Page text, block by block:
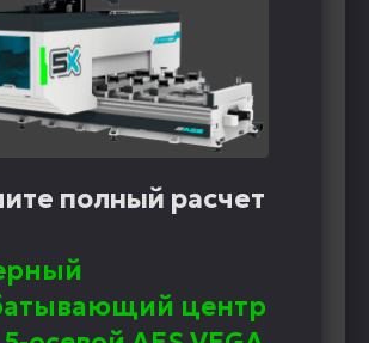
полный расчет
центр